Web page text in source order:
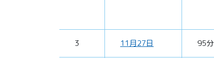
3 11月27日 95分